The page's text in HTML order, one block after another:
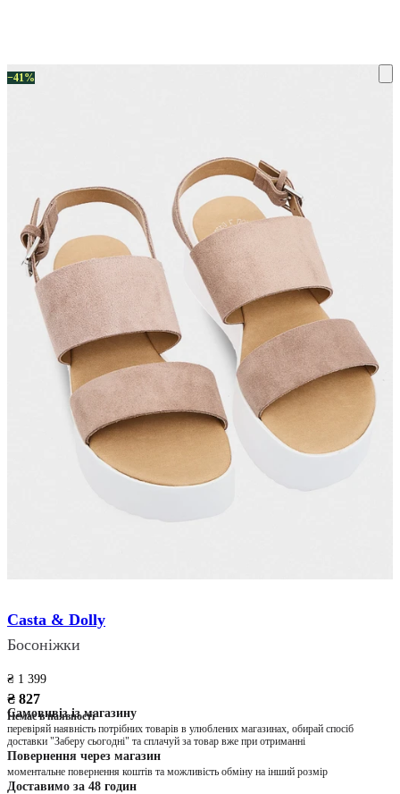
−41%
Casta & Dolly
Босоніжки
₴ 1 399
₴ 827
Немає в наявності
Самовивіз із магазину
перевіряй наявність потрібних товарів в улюблених магазинах, обирай спосіб
доставки "Заберу сьогодні" та сплачуй за товар вже при отриманні
Повернення через магазин
моментальне повернення коштів та можливість обміну на інший розмір
Доставимо за 48 годин